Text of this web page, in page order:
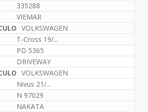
335288
VIEMAR
VOLKSWAGEN
T-Cross 19/...
PD 5365
DRIVEWAY
VOLKSWAGEN
Nivus 21/...
N 97029
NAKATA